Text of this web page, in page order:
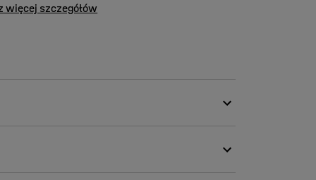
więcej szczegółów
materiału, dzięki czemu idealnie